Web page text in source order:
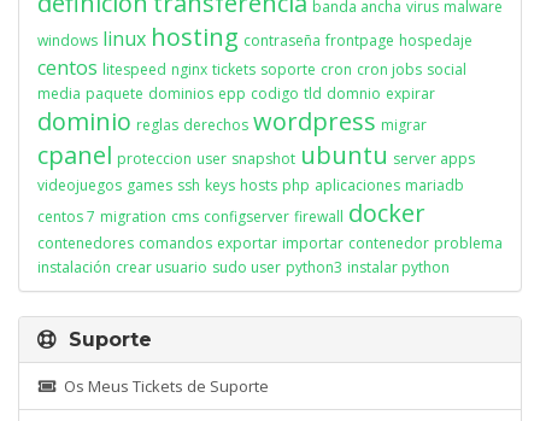
banda ancha virus malware
windows linux hosting contraseña frontpage hospedaje
centos litespeed nginx tickets soporte cron cron jobs social
media paquete dominios epp codigo tld domnio expirar
dominio reglas derechos wordpress migrar
cpanel proteccion user snapshot ubuntu server apps
videojuegos games ssh keys hosts php aplicaciones mariadb
centos 7 migration cms configserver firewall docker
contenedores comandos exportar importar contenedor problema
instalación crear usuario sudo user python3 instalar python
Suporte
Os Meus Tickets de Suporte